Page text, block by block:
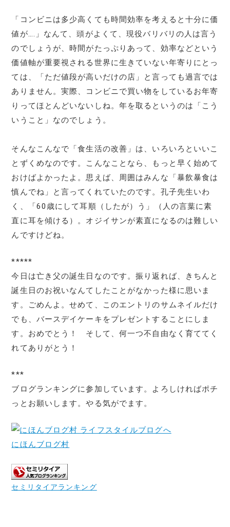
「コンビニは多少高くても時間効率を考えると十分に価
値が….」なんて、頭がよくて、現役バリバリの人は言う
のでしょうが、時間がたっぷりあって、効率などという
価値軸が重要視される世界に生きていない年寄りにとっ
ては、「ただ値段が高いだけの店」と言っても過言では
ありません。実際、コンビニで買い物をしているお年寄
りってほとんどいないしね。年を取るというのは「こう
いうこと」なのでしょう。
そんなこんなで「食生活の改善」は、いろいろといいこ
とずくめなのです。こんなことなら、もっと早く始めて
おけばよかったよ。思えば、周囲はみんな「暴飲暴食は
慎んでね」と言ってくれていたのです。孔子先生いわ
く、「60歳にして耳順（したが）う」（人の言葉に素
直に耳を傾ける）。オジイサンが素直になるのは難しい
んですけどね。
*****
今日は亡き父の誕生日なのです。振り返れば、きちんと
誕生日のお祝いなんてしたことがなかった様に思いま
す。ごめんよ。せめて、このエントリのサムネイルだけ
でも、バースデイケーキをプレゼントすることにしま
す。おめでとう！ そして、何一つ不自由なく育ててく
れてありがとう！
***
ブログランキングに参加しています。よろしければポチ
っとお願いします。やる気がでます。
にほんブログ村
セミリタイアランキング